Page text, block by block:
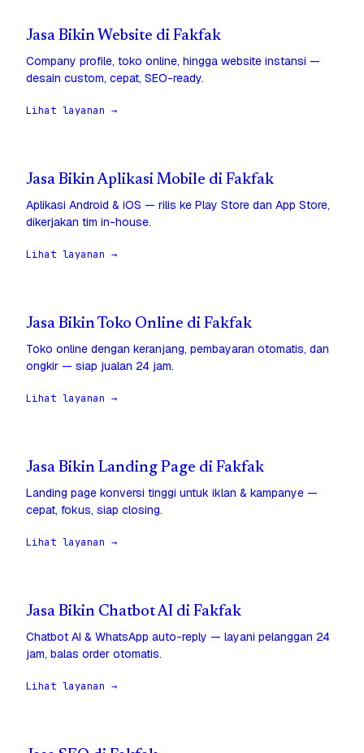
Jasa Bikin Website di Fakfak
Company profile, toko online, hingga website instansi —
desain custom, cepat, SEO-ready.
Lihat layanan →
Jasa Bikin Aplikasi Mobile di Fakfak
Aplikasi Android & iOS — rilis ke Play Store dan App Store,
dikerjakan tim in-house.
Lihat layanan →
Jasa Bikin Toko Online di Fakfak
Toko online dengan keranjang, pembayaran otomatis, dan
ongkir — siap jualan 24 jam.
Lihat layanan →
Jasa Bikin Landing Page di Fakfak
Landing page konversi tinggi untuk iklan & kampanye —
cepat, fokus, siap closing.
Lihat layanan →
Jasa Bikin Chatbot AI di Fakfak
Chatbot AI & WhatsApp auto-reply — layani pelanggan 24
jam, balas order otomatis.
Lihat layanan →